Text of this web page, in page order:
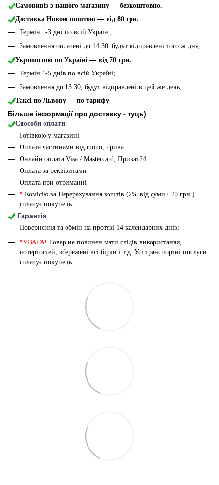
Самовивіз з нашого магазину — безкоштовно.
Доставка Новою поштою — від 80 грн.
Термін 1-3 дні по всій Україні;
Замовлення оплачені до 14:30, будут відправлені того ж дня;
Укрпоштою по Україні — від 70 грн.
Термін 1-5 днів по всій Україні;
Замовлення до 13:30, будут відправлені в цей же день;
Таксі по Львову — по тарифу
Більше інформації про доставку - туць)
Способи оплати:
Готівкою у магазині
Оплата частинами від mono, прива
Онлайн оплата Visa / Mastercard, Приват24
Оплата за реквізитами
Оплата при отриманні
* Комісію за Перерахування коштів (2% від суми+ 20 грн.)
сплачує покупець.
Гарантія
Повернення та обмін на протязі 14 календарних днів;
*УВАГА! Товар не повинен мати слідів використання,
потертостей, збережені всі бірки і т.д. Усі транспортні послуги
сплачує покупець